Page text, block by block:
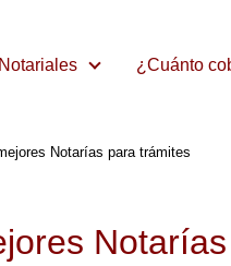
¿Cuánto
Notarías para trámites